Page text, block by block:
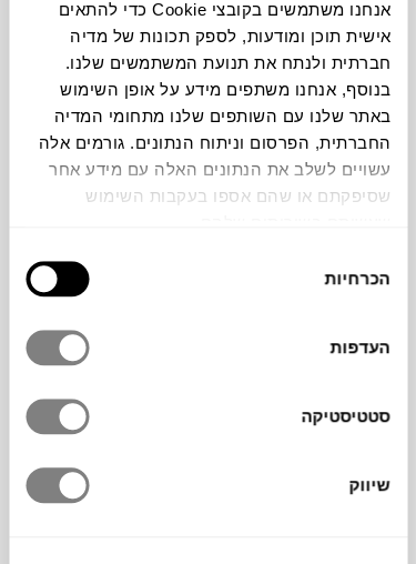
אנחנו משתמשים בקובצי Cookie כדי להתאים
אישית תוכן ומודעות, לספק תכונות של מדיה
חברתית ולנתח את תנועת המשתמשים שלנו.
בנוסף, אנחנו משתפים מידע על אופן השימוש
באתר שלנו עם השותפים שלנו מתחומי המדיה
החברתית, הפרסום וניתוח הנתונים. גורמים אלה
עשויים לשלב את הנתונים האלה עם מידע אחר
שסיפקתם או שהם אספו בעקבות השימוש
הסכמה
הכרחיות
העדפות
סטטיסטיקה
שיווק
תוכלו למצוא אותי ב:
צבעים
שולחן קפה מסדרת החוץ BRISE, של המעצב
Federica Biasi שעיצב עבור המותג האיטלקי
GERVASONI. השולחנות עם נוכחות גדולה,
בשלושה גבהים וצבעים שונים ליצירת